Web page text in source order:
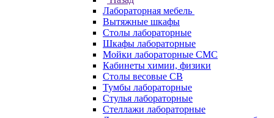
Лабораторная мебель
Вытяжные шкафы
Столы лабораторные
Шкафы лабораторные
Мойки лабораторные СМС
Кабинеты химии, физики
Столы весовые СВ
Тумбы лабораторные
Стулья лабораторные
Стеллажи лабораторные